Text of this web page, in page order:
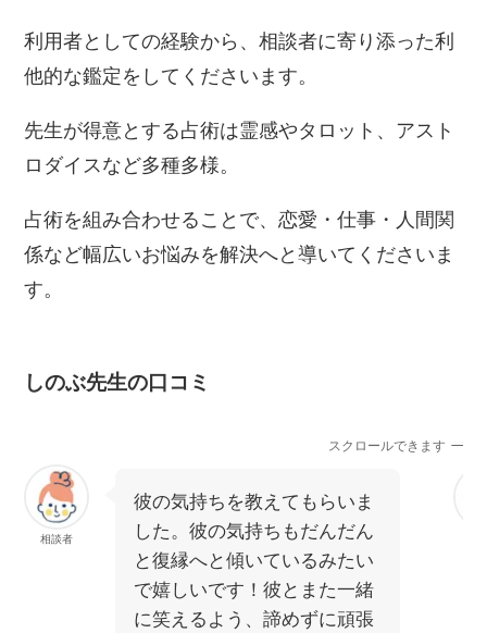
利用者としての経験から、相談者に寄り添った利
他的な鑑定をしてくださいます。
先生が得意とする占術は霊感やタロット、アスト
ロダイスなど多種多様。
占術を組み合わせることで、恋愛・仕事・人間関
係など幅広いお悩みを解決へと導いてくださいま
す。
しのぶ先生の口コミ
スクロールできます
相談者
彼の気持ちを教えてもらいま
した。彼の気持ちもだんだん
と復縁へと傾いているみたい
で嬉しいです！彼とまた一緒
に笑えるよう、諦めずに頑張